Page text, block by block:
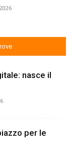
nasce il
per le